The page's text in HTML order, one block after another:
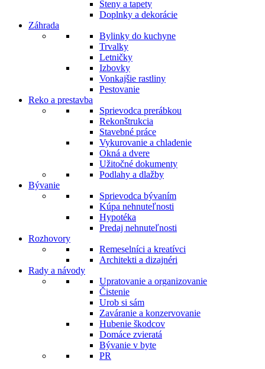
Steny a tapety
Doplnky a dekorácie
Záhrada
Bylinky do kuchyne
Trvalky
Letničky
Izbovky
Vonkajšie rastliny
Pestovanie
Reko a prestavba
Sprievodca prerábkou
Rekonštrukcia
Stavebné práce
Vykurovanie a chladenie
Okná a dvere
Užitočné dokumenty
Podlahy a dlažby
Bývanie
Sprievodca bývaním
Kúpa nehnuteľnosti
Hypotéka
Predaj nehnuteľnosti
Rozhovory
Remeselníci a kreatívci
Architekti a dizajnéri
Rady a návody
Upratovanie a organizovanie
Čistenie
Urob si sám
Zaváranie a konzervovanie
Hubenie škodcov
Domáce zvieratá
Bývanie v byte
PR